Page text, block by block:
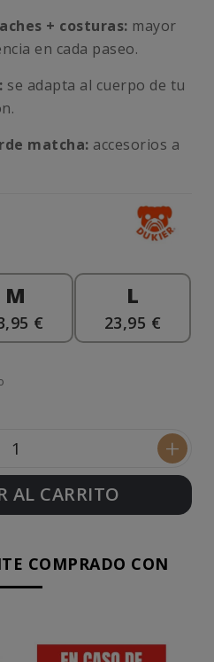
+ costuras: mayor
en cada paseo.
se adapta al cuerpo de tu
matcha: accesorios a
M
€
L
23,95 €
+
AL CARRITO
COMPRADO CON